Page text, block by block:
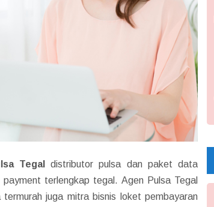
Tegal
distributor pulsa dan paket data
terlengkap tegal. Agen Pulsa Tegal
juga mitra bisnis loket pembayaran